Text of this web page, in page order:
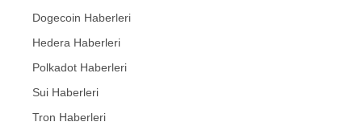
Dogecoin Haberleri
Hedera Haberleri
Polkadot Haberleri
Sui Haberleri
Tron Haberleri